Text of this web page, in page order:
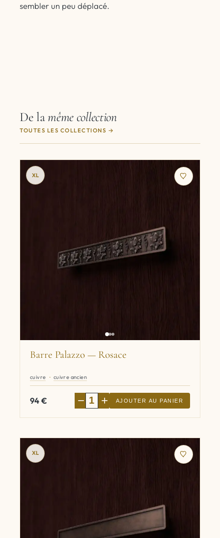
sembler un peu déplacé.
De lamême collection
TOUTES LES COLLECTIONS
XL
Barre Palazzo — Rosace
cuivre cuivre ancien
94€ − + AJOUTER AU PANIER
XL